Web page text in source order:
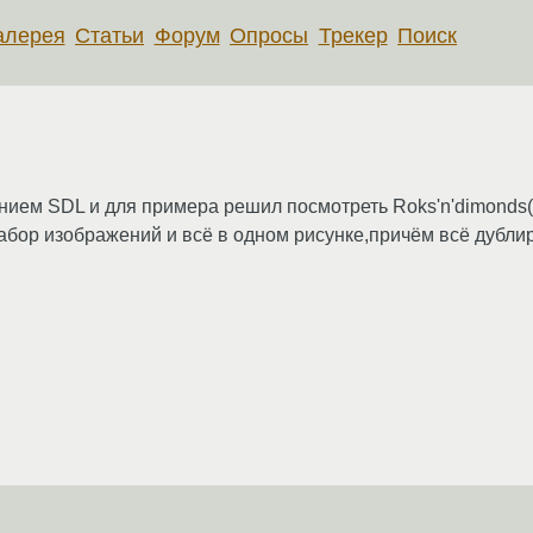
Статьи Форум Опросы Трекер Поиск
SDL и для примера решил посмотреть
изображений и всё в одном рисунке,причём всё